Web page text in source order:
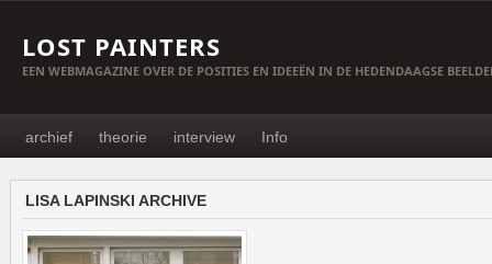
LOST PAINTERS
EEN WEBMAGAZINE OVER DE POSITIES EN IDEEËN IN DE HEDENDAAGSE
archief theorie interview Info
LISA LAPINSKI ARCHIVE